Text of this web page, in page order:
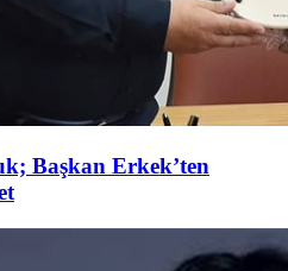
Başkan Erkek’ten